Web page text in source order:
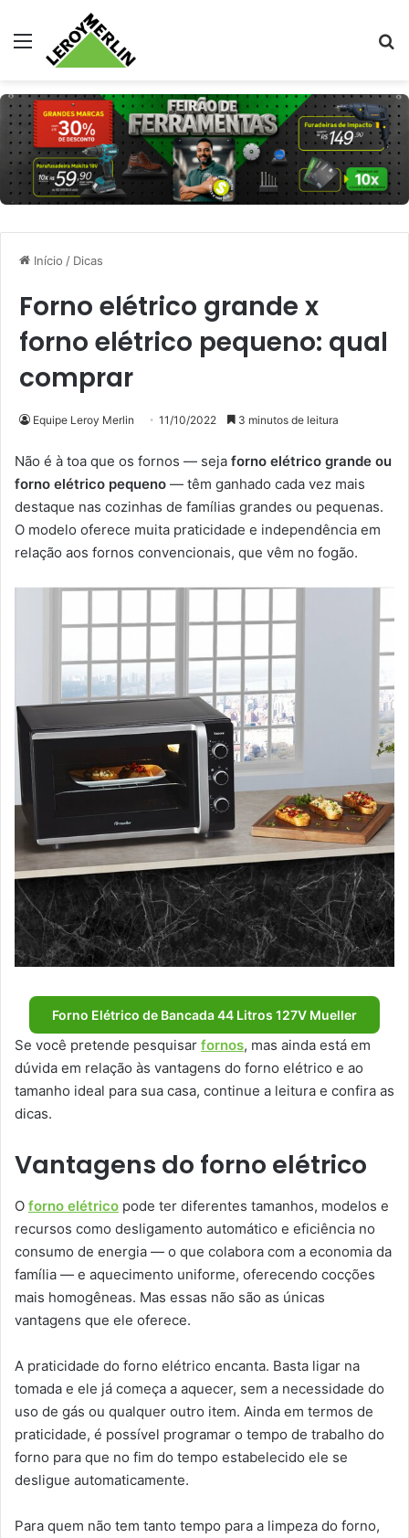
Menu
Início / Dicas
Forno elétrico grande x
forno elétrico pequeno: qual
comprar
Equipe Leroy Merlin 11/10/2022 3 minutos de leitura
Não é à toa que os fornos — seja forno elétrico grande ou
forno elétrico pequeno — têm ganhado cada vez mais
destaque nas cozinhas de famílias grandes ou pequenas.
O modelo oferece muita praticidade e independência em
relação aos fornos convencionais, que vêm no fogão.
Forno Elétrico de Bancada 44 Litros 127V Mueller
Se você pretende pesquisar fornos, mas ainda está em
dúvida em relação às vantagens do forno elétrico e ao
tamanho ideal para sua casa, continue a leitura e confira as
dicas.
Vantagens do forno elétrico
O forno elétrico pode ter diferentes tamanhos, modelos e
recursos como desligamento automático e eficiência no
consumo de energia — o que colabora com a economia da
família — e aquecimento uniforme, oferecendo cocções
mais homogêneas. Mas essas não são as únicas
vantagens que ele oferece.
A praticidade do forno elétrico encanta. Basta ligar na
tomada e ele já começa a aquecer, sem a necessidade do
uso de gás ou qualquer outro item. Ainda em termos de
praticidade, é possível programar o tempo de trabalho do
forno para que no fim do tempo estabelecido ele se
desligue automaticamente.
Para quem não tem tanto tempo para a limpeza do forno,